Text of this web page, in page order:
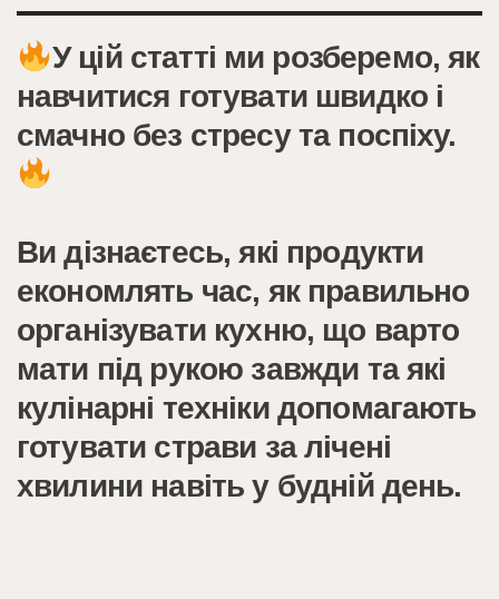
У цій статті ми розберемо, як
навчитися готувати швидко і
смачно без стресу та поспіху.
Ви дізнаєтесь, які продукти
економлять час, як правильно
організувати кухню, що варто
мати під рукою завжди та які
кулінарні техніки допомагають
готувати страви за лічені
хвилини навіть у будній день.